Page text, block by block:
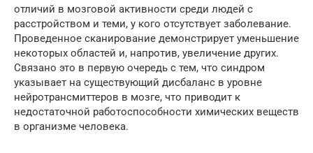
отличий в мозговой активности среди людей с
расстройством и теми, у кого отсутствует заболевание.
Проведенное сканирование демонстрирует уменьшение
некоторых областей и, напротив, увеличение других.
Связано это в первую очередь с тем, что синдром
указывает на существующий дисбаланс в уровне
нейротрансмиттеров в мозге, что приводит к
недостаточной работоспособности химических веществ
в организме человека.